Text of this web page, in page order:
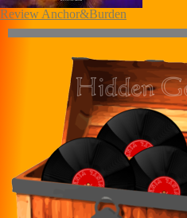
Review Anchor&Burden